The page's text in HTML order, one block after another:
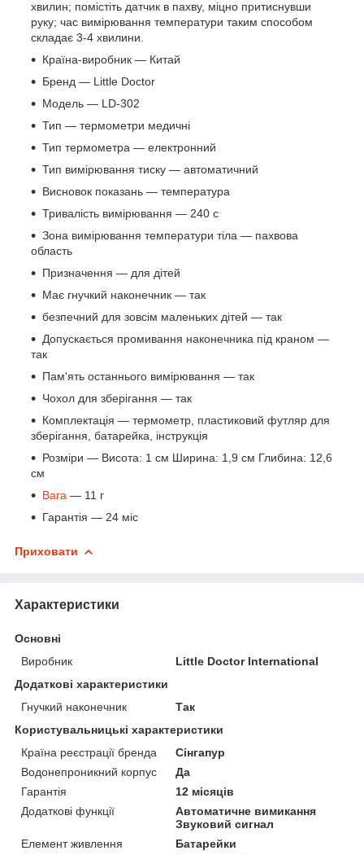
хвилин; помістіть датчик в пахву, міцно притиснувши
руку; час вимірювання температури таким способом
складає 3-4 хвилини.
Країна-виробник — Китай
Бренд — Little Doctor
Модель — LD-302
Тип — термометри медичні
Тип термометра — електронний
Тип вимірювання тиску — автоматичний
Висновок показань — температура
Тривалість вимірювання — 240 с
Зона вимірювання температури тіла — пахвова
область
Призначення — для дітей
Має гнучкий наконечник — так
безпечний для зовсім маленьких дітей — так
Допускається промивання наконечника під краном —
так
Пам'ять останнього вимірювання — так
Чохол для зберігання — так
Комплектація — термометр, пластиковий футляр для
зберігання, батарейка, інструкція
Розміри — Висота: 1 см Ширина: 1,9 см Глибина: 12,6
см
Вага — 11 г
Гарантія — 24 міс
Приховати
Характеристики
Основні
Виробник
Little Doctor International
Додаткові характеристики
Гнучкий наконечник
Так
Користувальницькі характеристики
Країна реєстрації бренда
Сінгапур
Водонепроникний корпус
Да
Гарантія
12 місяців
Додаткові функції
Автоматичне вимикання
Звуковий сигнал
Елемент живлення
Батарейки